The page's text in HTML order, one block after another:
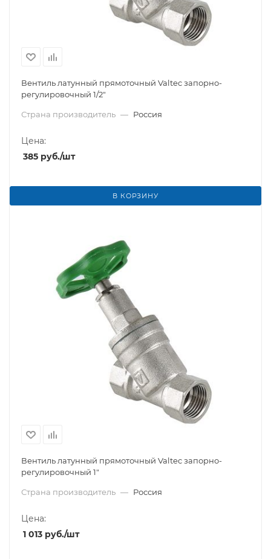
Вентиль латунный прямоточный Valtec запорно-
регулировочный 1/2"
Страна производитель — Россия
Цена:
385 руб./шт
В КОРЗИНУ
Вентиль латунный прямоточный Valtec запорно-
регулировочный 1"
Страна производитель — Россия
Цена:
1 013 руб./шт